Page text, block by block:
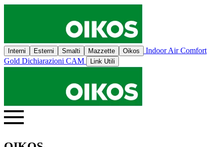
Interni Esterni Smalti Mazzette Oikos
Indoor Air Comfort
Gold Dichiarazioni CAM Link Utili